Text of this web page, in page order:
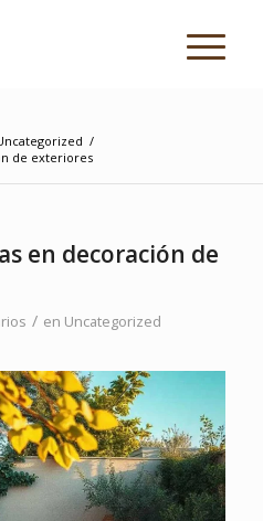
/
de exteriores
en decoración de
/ en Uncategorized